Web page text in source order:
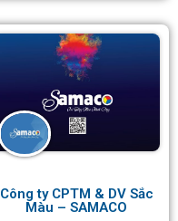
Công ty CPTM & DV Sắc
Màu – SAMACO